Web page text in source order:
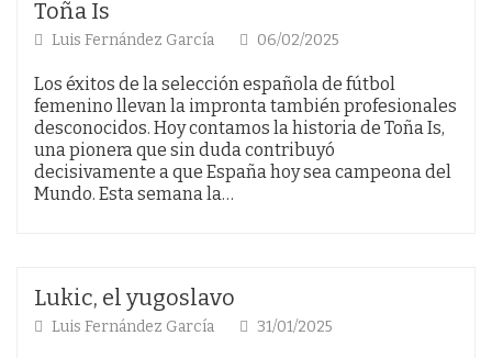
Toña Is
Luis Fernández García 06/02/2025
Los éxitos de la selección española de fútbol
femenino llevan la impronta también profesionales
desconocidos. Hoy contamos la historia de Toña Is,
una pionera que sin duda contribuyó
decisivamente a que España hoy sea campeona del
Mundo. Esta semana la…
Lukic, el yugoslavo
Luis Fernández García 31/01/2025